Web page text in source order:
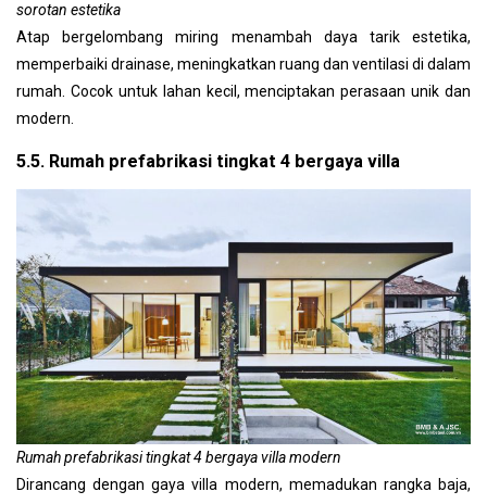
sorotan estetika
Atap bergelombang miring menambah daya tarik estetika,
memperbaiki drainase, meningkatkan ruang dan ventilasi di dalam
rumah. Cocok untuk lahan kecil, menciptakan perasaan unik dan
modern.
5.5. Rumah prefabrikasi tingkat 4 bergaya villa
Rumah prefabrikasi tingkat 4 bergaya villa modern
Dirancang dengan gaya villa modern, memadukan rangka baja,